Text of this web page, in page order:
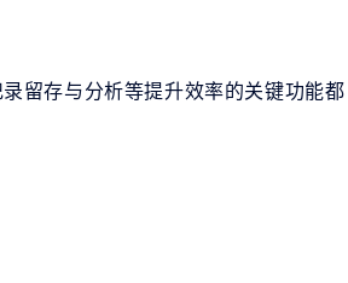
留存与分析等提升效率的关键功能都